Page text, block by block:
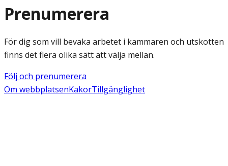
Prenumerera
För dig som vill bevaka arbetet i kammaren och utskotten
finns det flera olika sätt att välja mellan.
Följ och prenumerera
Om webbplatsenKakorTillgänglighet